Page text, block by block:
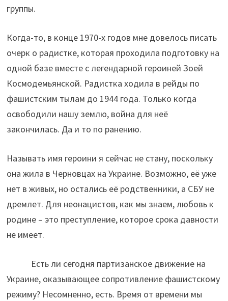
группы.
Когда-то, в конце 1970-х годов мне довелось писать
очерк о радистке, которая проходила подготовку на
одной базе вместе с легендарной героиней Зоей
Космодемьянской. Радистка ходила в рейды по
фашистским тылам до 1944 года. Только когда
освободили нашу землю, война для неё
закончилась. Да и то по ранению.
Называть имя героини я сейчас не стану, поскольку
она жила в Черновцах на Украине. Возможно, её уже
нет в живых, но остались её родственники, а СБУ не
дремлет. Для неонацистов, как мы знаем, любовь к
родине – это преступление, которое срока давности
не имеет.
Есть ли сегодня партизанское движение на
Украине, оказывающее сопротивление фашистскому
режиму? Несомненно, есть. Время от времени мы